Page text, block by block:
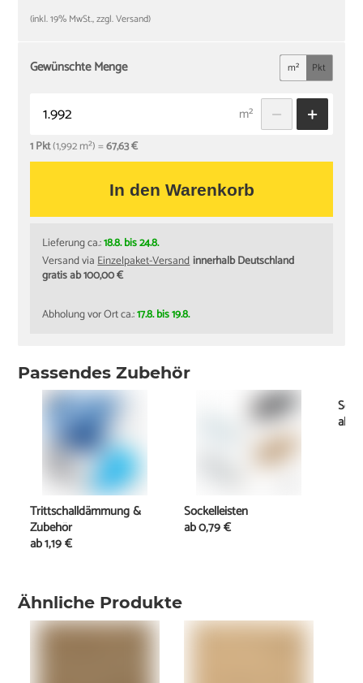
(inkl. 19% MwSt., zzgl. Versand)
Gewünschte Menge m² Pkt
m²
1 Pkt(1,992 m²) =67,63 €
In den Warenkorb
Lieferung ca.:18.8. bis 24.8.
Versand viaEinzelpaket-Versandinnerhalb Deutschland
gratis ab 100,00 €
Abholung vor Ort ca.:17.8. bis 19.8.
Ähnliche Produkte
Passendes Zubehör
Trittschalldämmung &
Zubehör
ab1,19 €
Sockelleisten
ab0,79 €
ab